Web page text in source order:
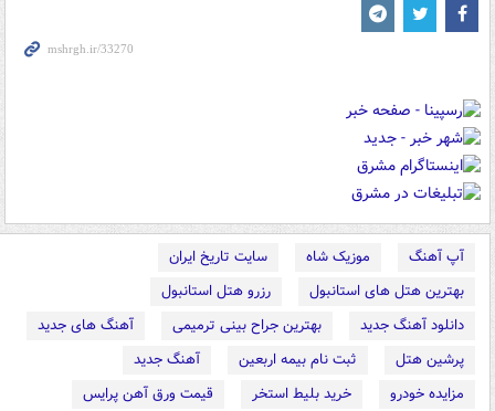
آپ آهنگ موزیک شاه
سایت تاریخ ایران
بهترین هتل های استانبول
رزرو هتل استانبول
دانلود آهنگ جدید
بهترین جراح بینی ترمیمی
آهنگ های جدید
پرشین هتل
ثبت نام بیمه اربعین
آهنگ جدید
مزایده خودرو
خرید بلیط استخر
قیمت ورق آهن پرایس